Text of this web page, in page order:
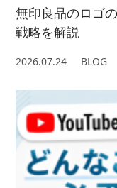
無印良品のロゴ
戦略を解説
2026.07.24 BLOG